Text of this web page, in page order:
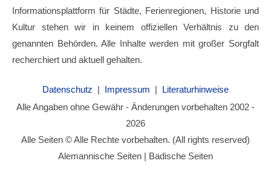
Informationsplattform für Städte, Ferienregionen, Historie und
Kultur stehen wir in keinem offiziellen Verhältnis zu den
genannten Behörden. Alle Inhalte werden mit großer Sorgfalt
recherchiert und aktuell gehalten.
Datenschutz | Impressum | Literaturhinweise
Alle Angaben ohne Gewähr - Änderungen vorbehalten 2002 -
2026
Alle Seiten © Alle Rechte vorbehalten. (All rights reserved)
Alemannische Seiten | Badische Seiten